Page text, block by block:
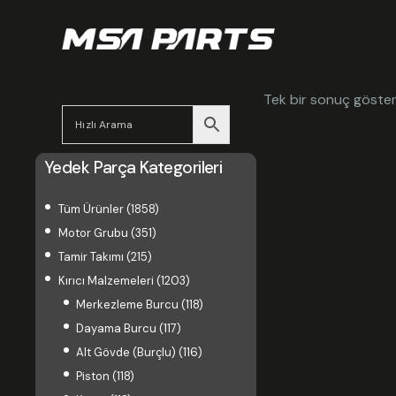
Tek bir sonuç
Yedek Parça Kategorileri
Tüm Ürünler (1858)
Motor Grubu (351)
Tamir Takımı (215)
Kırıcı Malzemeleri (1203)
Merkezleme Burcu (118)
Dayama Burcu (117)
Alt Gövde (Burçlu) (116)
Piston (118)